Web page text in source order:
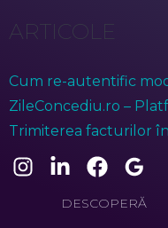
ARTICOLE
Cum re-autentific
ANAF?
ZileConcediu.ro –
gestionarea prezenței
Trimiterea facturilor
anonimizat
DESCOPERĂ